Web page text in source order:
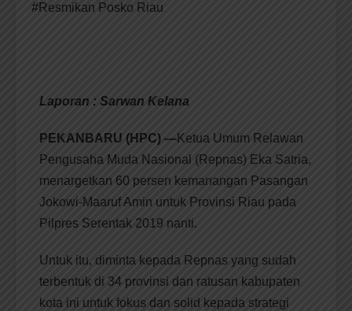
#Resmikan Posko Riau
Laporan : Sarwan Kelana
PEKANBARU (HPC) —Ketua Umum Relawan
Pengusaha Muda Nasional (Repnas) Eka Satria,
menargetkan 60 persen kemanangan Pasangan
Jokowi-Maaruf Amin untuk Provinsi Riau pada
Pilpres Serentak 2019 nanti.
Untuk itu, diminta kepada Repnas yang sudah
terbentuk di 34 provinsi dan ratusan kabupaten
kota ini untuk fokus dan solid kepada strategi